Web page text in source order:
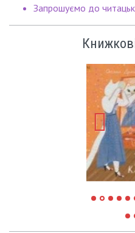
Запрошуємо до